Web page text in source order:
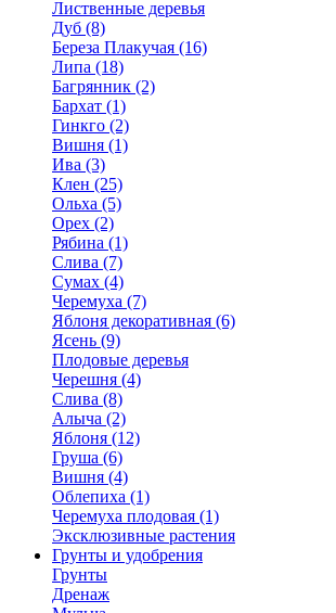
Лиственные деревья
Дуб (8)
Береза Плакучая (16)
Липа (18)
Багрянник (2)
Бархат (1)
Гинкго (2)
Вишня (1)
Ива (3)
Клен (25)
Ольха (5)
Орех (2)
Рябина (1)
Слива (7)
Сумах (4)
Черемуха (7)
Яблоня декоративная (6)
Ясень (9)
Плодовые деревья
Черешня (4)
Слива (8)
Алыча (2)
Яблоня (12)
Груша (6)
Вишня (4)
Облепиха (1)
Черемуха плодовая (1)
Эксклюзивные растения
Грунты и удобрения
Грунты
Дренаж